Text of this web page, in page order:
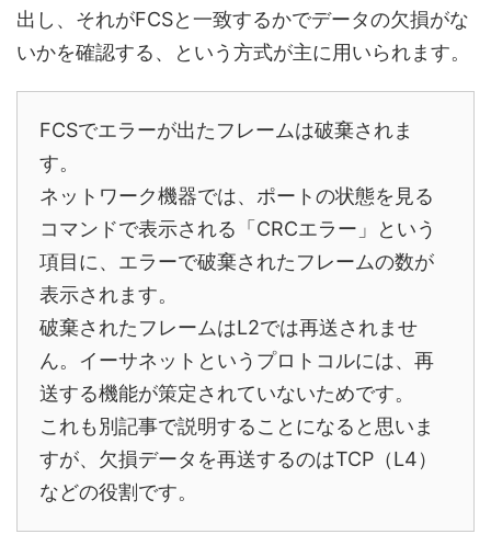
出し、それがFCSと一致するかでデータの欠損がな
いかを確認する、という方式が主に用いられます。
FCSでエラーが出たフレームは破棄されま
す。
ネットワーク機器では、ポートの状態を見る
コマンドで表示される「CRCエラー」という
項目に、エラーで破棄されたフレームの数が
表示されます。
破棄されたフレームはL2では再送されませ
ん。イーサネットというプロトコルには、再
送する機能が策定されていないためです。
これも別記事で説明することになると思いま
すが、欠損データを再送するのはTCP（L4）
などの役割です。